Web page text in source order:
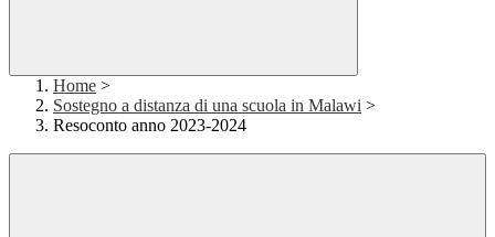
Home >
Sostegno a distanza di una scuola in Malawi >
Resoconto anno 2023-2024